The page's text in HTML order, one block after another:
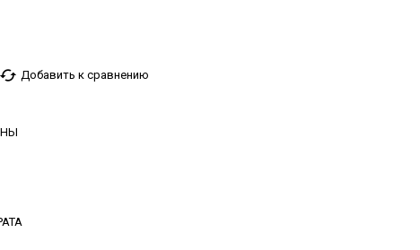
cached Добавить к сравнению